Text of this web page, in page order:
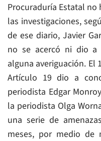
Procuraduría Estatal no
las investigaciones,
de ese diario, Javier
no se acercó ni dio a
alguna averiguación. El
Artículo 19 dio a
periodista Edgar
la periodista Olga
una serie de
meses, por medio de